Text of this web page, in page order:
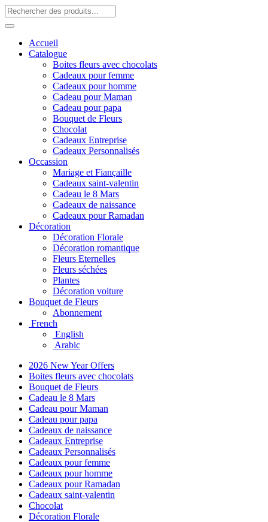
Accueil
Catalogue
Boites fleurs avec chocolats
Cadeaux pour femme
Cadeaux pour homme
Cadeau pour Maman
Cadeau pour papa
Bouquet de Fleurs
Chocolat
Cadeaux Entreprise
Cadeaux Personnalisés
Occassion
Mariage et Fiançaille
Cadeaux saint-valentin
Cadeau le 8 Mars
Cadeaux de naissance
Cadeaux pour Ramadan
Décoration
Décoration Florale
Décoration romantique
Fleurs Eternelles
Fleurs séchées
Plantes
Décoration voiture
Bouquet de Fleurs
Abonnement
French
English
Arabic
2026 New Year Offers
Boites fleurs avec chocolats
Bouquet de Fleurs
Cadeau le 8 Mars
Cadeau pour Maman
Cadeau pour papa
Cadeaux de naissance
Cadeaux Entreprise
Cadeaux Personnalisés
Cadeaux pour femme
Cadeaux pour homme
Cadeaux pour Ramadan
Cadeaux saint-valentin
Chocolat
Décoration Florale